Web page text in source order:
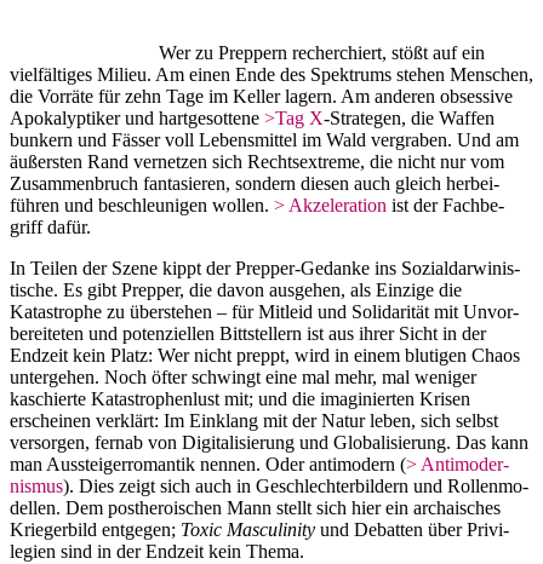
Wer zu Preppern recher­chiert, stößt auf ein
vielfäl­tiges Milieu. Am einen Ende des Spektrums stehen Menschen,
die Vorräte für zehn Tage im Keller lagern. Am anderen obsessive
Apoka­lyp­tiker und hartge­sottene >Tag X-Strategen, die Waffen
bunkern und Fässer voll Lebens­mittel im Wald vergraben. Und am
äußersten Rand vernetzen sich Rechts­extreme, die nicht nur vom
Zusam­men­bruch fanta­sieren, sondern diesen auch gleich herbei­
führen und beschleu­nigen wollen. > Akzele­ration ist der Fachbe­
griff dafür.
In Teilen der Szene kippt der Prepper-Gedanke ins Sozial­dar­wi­nis­
tische. Es gibt Prepper, die davon ausgehen, als Einzige die
Katastrophe zu überstehen – für Mitleid und Solida­rität mit Unvor­
be­rei­teten und poten­zi­ellen Bittstellern ist aus ihrer Sicht in der
Endzeit kein Platz: Wer nicht preppt, wird in einem blutigen Chaos
unter­gehen. Noch öfter schwingt eine mal mehr, mal weniger
kaschierte Katastro­phenlust mit; und die imagi­nierten Krisen
erscheinen verklärt: Im Einklang mit der Natur leben, sich selbst
versorgen, fernab von Digita­li­sierung und Globa­li­sierung. Das kann
man Ausstei­ger­ro­mantik nennen. Oder antimodern (> Antimo­der­
nismus). Dies zeigt sich auch in Geschlech­ter­bildern und Rollen­mo­
dellen. Dem posthe­roi­schen Mann stellt sich hier ein archai­sches
Kriegerbild entgegen; Toxic Mascu­linity und Debatten über Privi­
legien sind in der Endzeit kein Thema.